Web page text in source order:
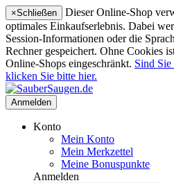
×Schließen
Dieser Online-Shop
optimales Einkaufserlebnis. Dabei
Session-Informationen oder die
Rechner gespeichert. Ohne Cookies
Online-Shops eingeschränkt. Sind Sie
klicken Sie bitte hier.
Anmelden
Konto
Mein Konto
Mein Merkzettel
Meine Bonuspunkte
Anmelden